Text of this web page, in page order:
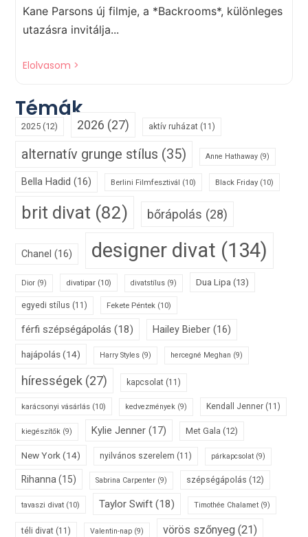
Kane Parsons új filmje, a *Backrooms*, különleges
utazásra invitálja...
Elolvasom >
Témák
2025 (12) 2026 (27) aktív ruházat (11)
alternatív grunge stílus (35) Anne Hathaway (9)
Bella Hadid (16) Berlini Filmfesztivál (10) Black Friday (10)
brit divat (82) bőrápolás (28)
Chanel (16) designer divat (134)
Dior (9) divatipar (10) divatstílus (9) Dua Lipa (13)
egyedi stílus (11) Fekete Péntek (10)
férfi szépségápolás (18) Hailey Bieber (16)
hajápolás(14) Harry Styles (9) hercegné Meghan (9)
hírességek (27) kapcsolat (11)
karácsonyi vásárlás (10) kedvezmények (9) Kendall Jenner (11)
kiegészítők (9) Kylie Jenner (17) Met Gala (12)
New York (14) nyilvános szerelem (11) párkapcsolat (9)
Rihanna (15) Sabrina Carpenter (9) szépségápolás (12)
tavaszi divat (10) Taylor Swift (18) Timothée Chalamet (9)
téli divat (11) Valentin-nap (9) vörös szőnyeg (21)